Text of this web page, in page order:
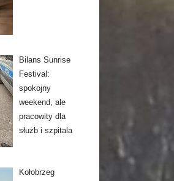
Bilans Sunrise
Festival:
spokojny
weekend, ale
pracowity dla
służb i szpitala
Kołobrzeg